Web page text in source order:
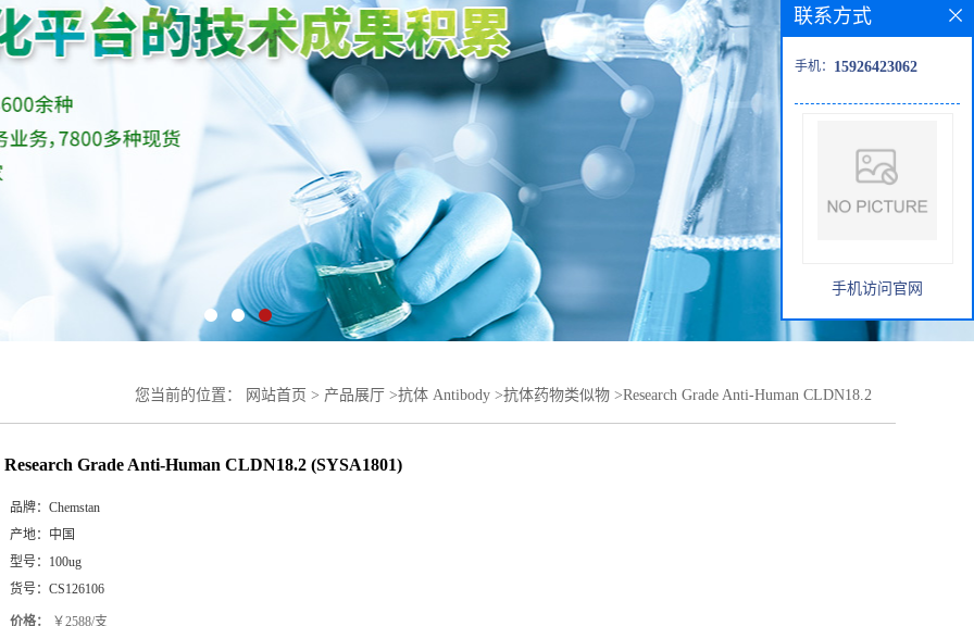
您当前的位置： 网站首页 > 产品展厅 >抗体 Antibody >抗体药物类似物 >Research Grade Anti-Human CLDN18.2
Research Grade Anti-Human CLDN18.2 (SYSA1801)
品牌： Chemstan
产地： 中国
型号： 100ug
货号： CS126106
价格： ￥2588/支
联系方式
手机： 15926423062
手机访问官网